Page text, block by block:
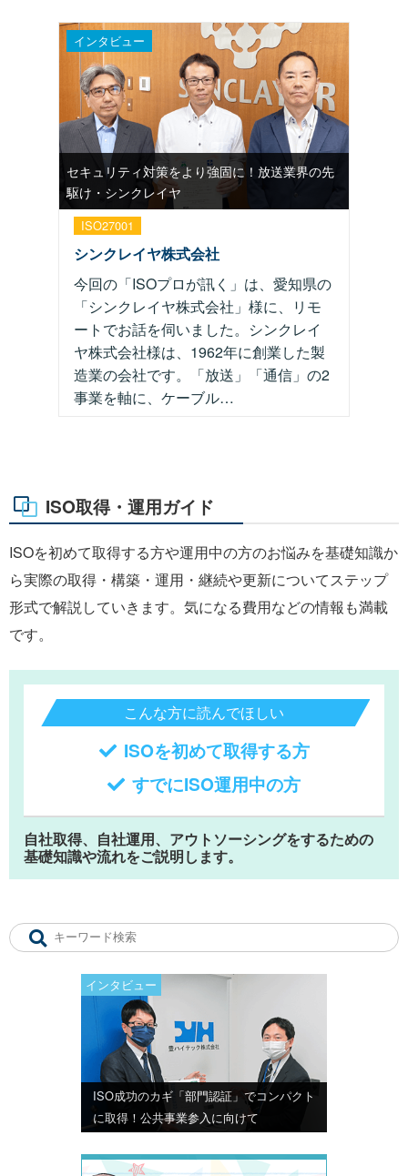
インタビュー
セキュリティ対策をより強固に！放送業界の先
駆け・シンクレイヤ
ISO27001
シンクレイヤ株式会社
今回の「ISOプロが訊く」は、愛知県の
「シンクレイヤ株式会社」様に、リモ
ートでお話を伺いました。シンクレイ
ヤ株式会社様は、1962年に創業した製
造業の会社です。「放送」「通信」の2
事業を軸に、ケーブル…
ISO取得・運用ガイド
ISOを初めて取得する方や運用中の方のお悩みを基礎知識か
ら実際の取得・構築・運用・継続や更新についてステップ
形式で解説していきます。気になる費用などの情報も満載
です。
こんな方に読んでほしい
ISOを初めて取得する方
すでにISO運用中の方
自社取得、自社運用、アウトソーシングをするための
基礎知識や流れをご説明します。
インタビュー
ISO成功のカギ「部門認証」でコンパクト
に取得！公共事業参入に向けて